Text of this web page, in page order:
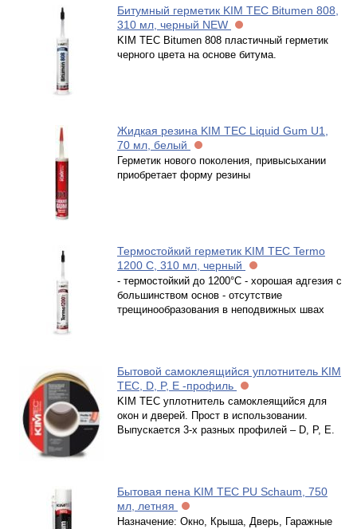
Битумный герметик KIM TEC Bitumen 808,
310 мл, черный NEW
KIM TEC Bitumen 808 пластичный герметик
черного цвета на основе битума.
Жидкая резина KIM TEC Liquid Gum U1,
70 мл, белый
Герметик нового поколения, привысыхании
приобретает форму резины
Термостойкий герметик KIM TEC Termo
1200 С, 310 мл, черный
- термостойкий до 1200°С - хорошая адгезия с
большинством основ - отсутствие
трещинообразования в неподвижных швах
Бытовой самоклеящийся уплотнитель KIM
TEC, D, P, E -профиль
KIM TEC уплотнитель самоклеящийся для
окон и дверей. Прост в использовании.
Выпускается 3-х разных профилей – D, P, E.
Бытовая пена KIM TEC PU Schaum, 750
мл, летняя
Назначение: Окно, Крыша, Дверь, Гаражные